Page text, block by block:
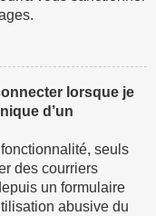
lorsque je
d’un
seuls
des courriers
un formulaire
abusive du